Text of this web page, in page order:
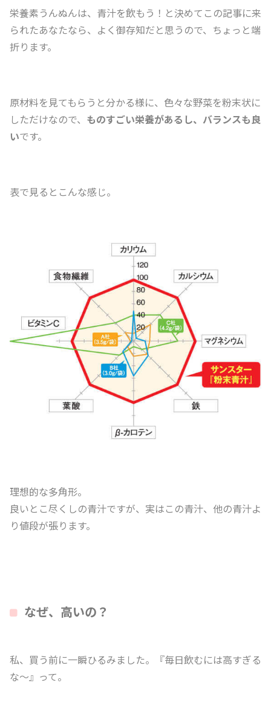
栄養素うんぬんは、青汁を飲もう！と決めてこの記事に来
られたあなたなら、よく御存知だと思うので、ちょっと端
折ります。
原材料を見てもらうと分かる様に、色々な野菜を粉末状に
しただけなので、 ものすごい栄養があるし、バランスも良
いです。
表で見るとこんな感じ。
理想的な多角形。
良いとこ尽くしの青汁ですが、実はこの青汁、他の青汁よ
り値段が張ります。
なぜ、高いの？
私、買う前に一瞬ひるみました。『毎日飲むには高すぎる
な～』って。